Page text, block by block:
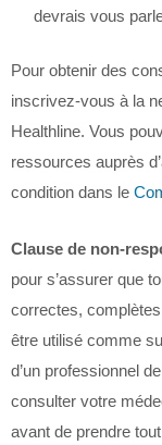
devrais vous
Pour obtenir des
inscrivez-vous à la
Healthline. Vous
ressources auprès
condition dans le
Clause de non-
pour s’assurer que
correctes,
être utilisé comme
d’un professionnel
consulter votre
avant de prendre